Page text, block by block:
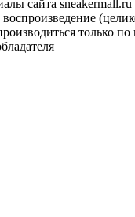
сайта
только